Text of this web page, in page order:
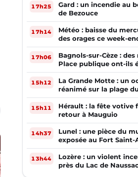
17h25
Gard : un incendie au
de Bezouce
17h14
Météo : baisse du
des orages ce week-
frapper ?
17h06
Bagnols-sur-Cèze :
Place publique ont-ils
de tracter par la mairie
15h12
La Grande Motte : un
réanimé sur la plage
15h11
Hérault : la fête votive
retour à Mauguio
14h37
Lunel : une pièce du
exposée au Fort Saint-
13h44
Lozère : un violent
près du Lac de